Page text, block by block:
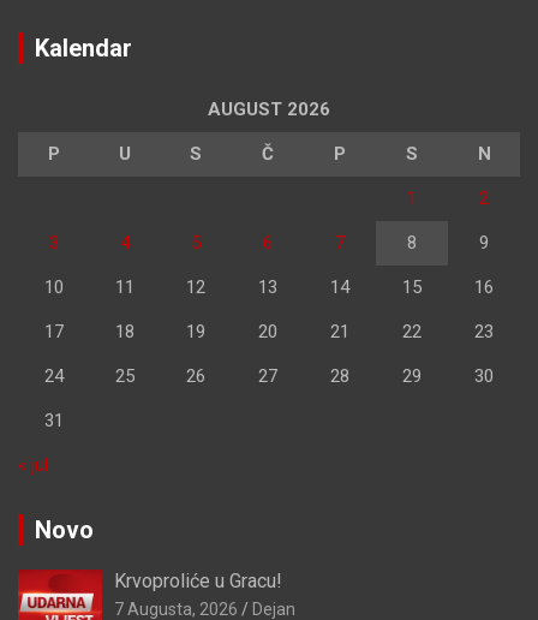
Kalendar
AUGUST 2026
P U S Č P S N
1 2
3 4 5 6 7 8 9
10 11 12 13 14 15 16
17 18 19 20 21 22 23
24 25 26 27 28 29 30
31
« jul
Novo
Krvoproliće u Gracu!
7 Augusta, 2026 Dejan